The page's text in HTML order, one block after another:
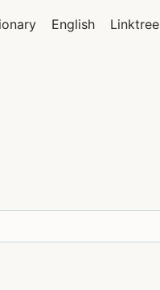
English Linktree